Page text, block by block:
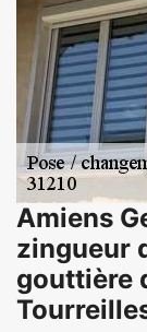
Amiens
zingueur
gouttière